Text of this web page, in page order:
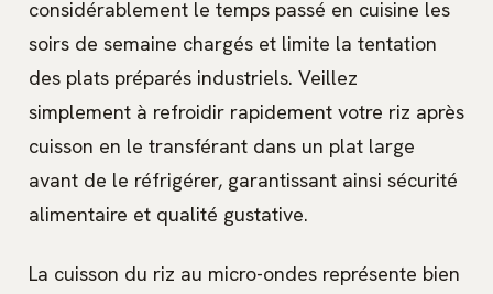
considérablement le temps passé en cuisine les
soirs de semaine chargés et limite la tentation
des plats préparés industriels. Veillez
simplement à refroidir rapidement votre riz après
cuisson en le transférant dans un plat large
avant de le réfrigérer, garantissant ainsi sécurité
alimentaire et qualité gustative.
La cuisson du riz au micro-ondes représente bien